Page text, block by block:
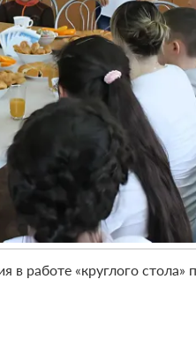
работе «круглого стола»